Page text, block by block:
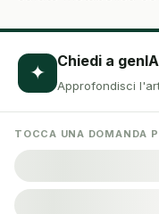
✦ Chiedi a genIA
Approfondisci
TOCCA UNA DOMANDA